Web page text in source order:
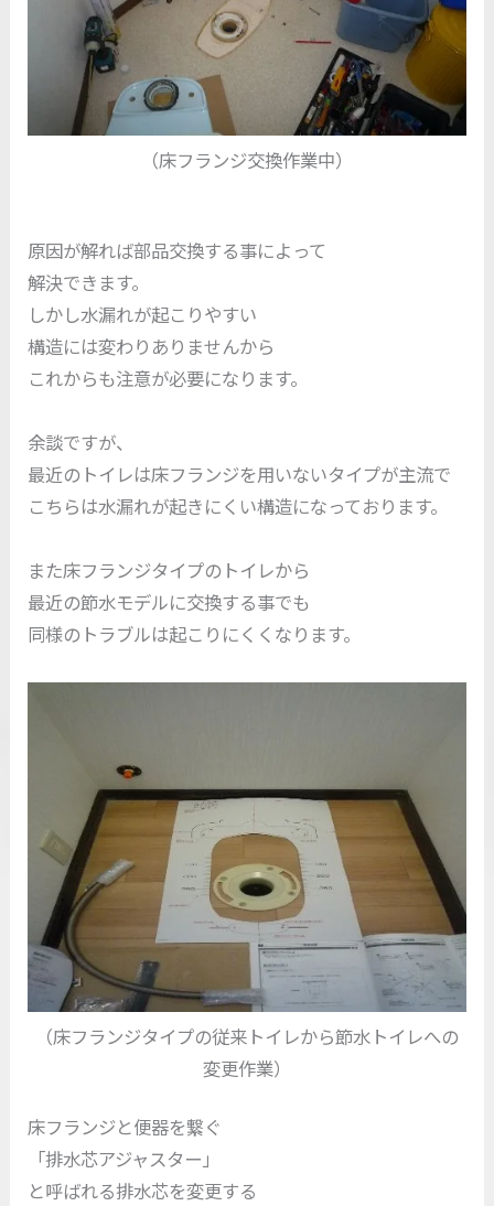
（床フランジ交換作業中）
原因が解れば部品交換する事によって
解決できます。
しかし水漏れが起こりやすい
構造には変わりありませんから
これからも注意が必要になります。
余談ですが、
最近のトイレは床フランジを用いないタイプが主流で
こちらは水漏れが起きにくい構造になっております。
また床フランジタイプのトイレから
最近の節水モデルに交換する事でも
同様のトラブルは起こりにくくなります。
（床フランジタイプの従来トイレから節水トイレへの
変更作業）
床フランジと便器を繋ぐ
「排水芯アジャスター」
と呼ばれる排水芯を変更する